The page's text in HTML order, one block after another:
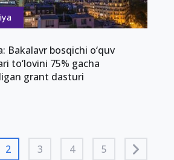
Bakalavr bosqichi o‘quv
to‘lovini 75% gacha
grant dasturi
2 3 4 5